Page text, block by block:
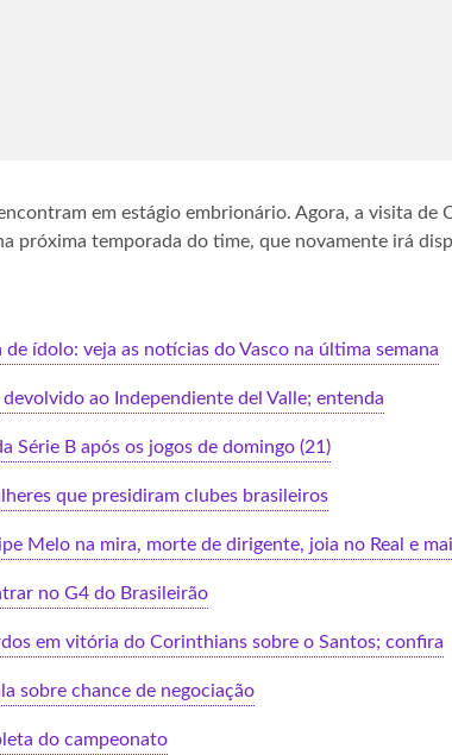
em estágio embrionário. Agora, a visita
próxima temporada do time, que novamente irá
ídolo: veja as notícias do Vasco na última semana
ao Independiente del Valle; entenda
Série B após os jogos de domingo (21)
que presidiram clubes brasileiros
Melo na mira, morte de dirigente, joia no Real e
no G4 do Brasileirão
em vitória do Corinthians sobre o Santos; confira
sobre chance de negociação
do campeonato